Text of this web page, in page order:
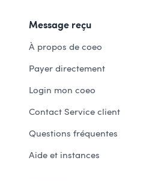
Message reçu
À propos de coeo
Payer directement
Login mon coeo
Contact Service client
Questions fréquentes
Aide et instances